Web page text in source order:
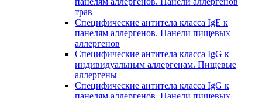
трав
Специфические антитела класса IgE к
панелям аллергенов. Панели пищевых
аллергенов
Специфические антитела класса IgG к
индивидуальным аллергенам. Пищевые
аллергены
Специфические антитела класса IgG к
панелям аллергенов. Панели пищевых